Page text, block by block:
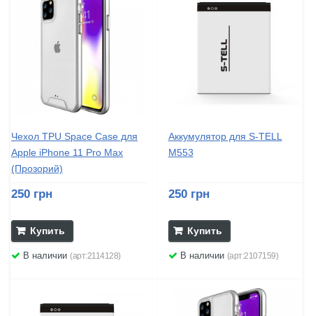
Чехол TPU Space Case для
Apple iPhone 11 Pro Max
(Прозорий)
250 грн
Купить
В наличии (арт:2114128)
Аккумулятор для S-TELL
M553
250 грн
Купить
В наличии (арт:2107159)